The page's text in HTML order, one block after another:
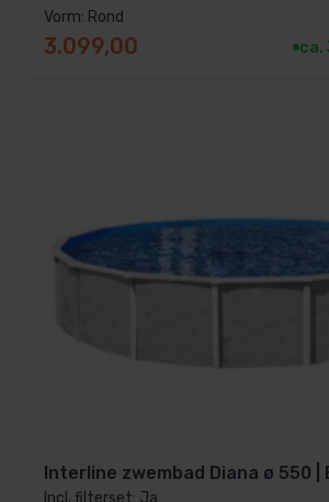
Vorm: Rond
3.099,00 ca.
Interline zwembad Diana ø 550 |
Incl. filterset: Ja